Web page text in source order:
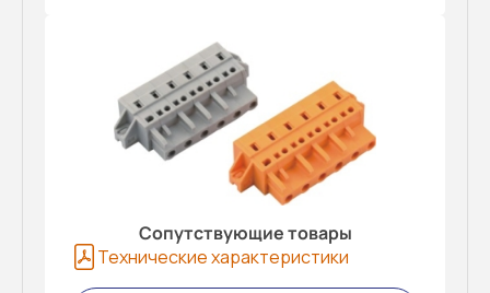
Сопутствующие товары
Технические характеристики